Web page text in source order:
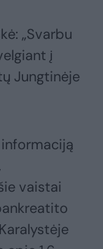
„Svarbu
į
Jungtinėje
vaistai